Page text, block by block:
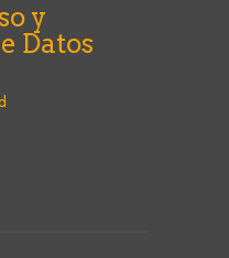
y
Datos